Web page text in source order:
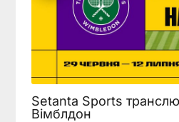
Setanta Sports
Вімблдон